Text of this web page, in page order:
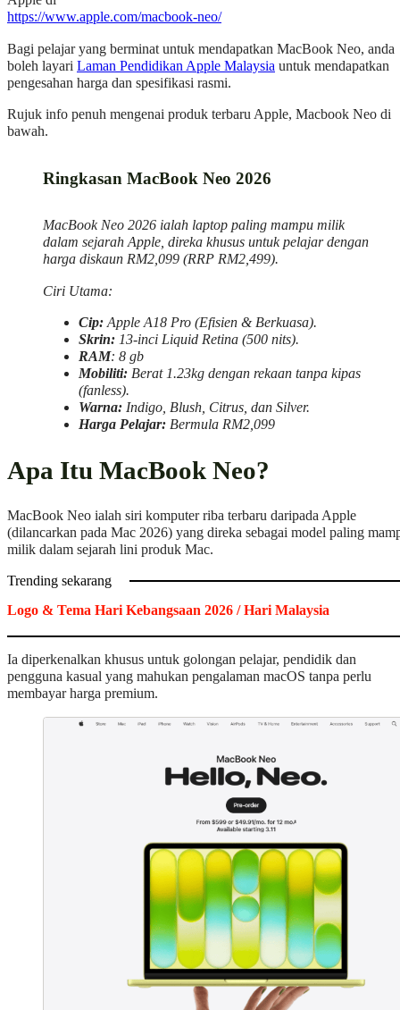
https://www.apple.com/macbook-neo/
Bagi pelajar yang berminat untuk mendapatkan MacBook Neo, anda
boleh layari Laman Pendidikan Apple Malaysia untuk mendapatkan
pengesahan harga dan spesifikasi rasmi.
Rujuk info penuh mengenai produk terbaru Apple, Macbook Neo di
bawah.
Ringkasan MacBook Neo 2026
MacBook Neo 2026 ialah laptop paling mampu milik
dalam sejarah Apple, direka khusus untuk pelajar dengan
harga diskaun RM2,099 (RRP RM2,499).
Ciri Utama:
Cip:Apple A18 Pro (Efisien & Berkuasa).
Skrin: 13-inci Liquid Retina (500 nits).
RAM: 8 gb
Mobiliti: Berat 1.23kg dengan rekaan tanpa kipas
(fanless).
Warna: Indigo, Blush, Citrus, dan Silver.
Harga Pelajar: Bermula RM2,099
Apa Itu MacBook Neo?
MacBook Neo ialah siri komputer riba terbaru daripada Apple
(dilancarkan pada Mac 2026) yang direka sebagai model paling
milik dalam sejarah lini produk Mac.
Trending sekarang
Logo & Tema Hari Kebangsaan 2026 / Hari Malaysia
Ia diperkenalkan khusus untuk golongan pelajar, pendidik dan
pengguna kasual yang mahukan pengalaman macOS tanpa perlu
membayar harga premium.